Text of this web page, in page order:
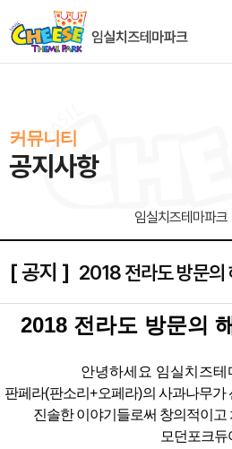
커뮤니티
공지사항
임실치즈테마파크
[ 공지 ] 2018 전라도 방문의
2018 전라도 방문의 해
안녕하세요 임실치즈
판페라(판소리 +오페라)의 사과나무가
진솔한 이야기들로써 창의적이고
모던포크듀